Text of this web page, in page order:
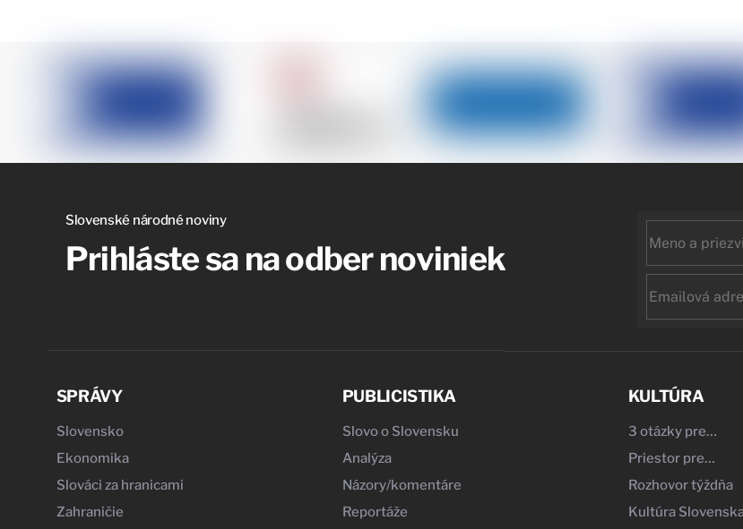
Slovenské národné noviny
Prihláste sa na odber noviniek
name
SPRÁVY
Slovensko
Ekonomika
Slováci za hranicami
Zahraničie
PUBLICISTIKA
Slovo o Slovensku
Analýza
Názory/komentáre
Reportáže
KULTÚRA
3 otázky pre…
Priestor pre…
Rozhovor týždňa
Kultúra